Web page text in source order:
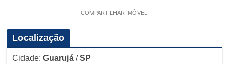
COMPARTILHAR IMÓVEL:
Localização
Cidade: Guarujá/SP